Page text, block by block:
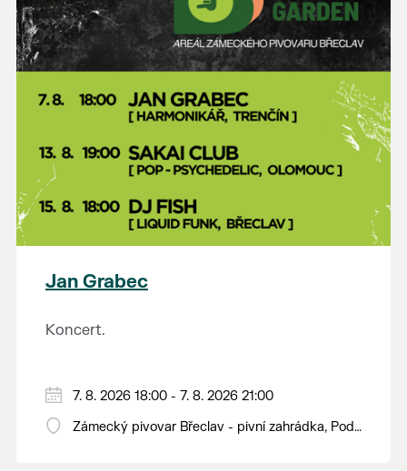
Jan Grabec
Koncert.
7. 8. 2026 18:00 - 7. 8. 2026 21:00
Zámecký pivovar Břeclav - pivní zahrádka, Pod